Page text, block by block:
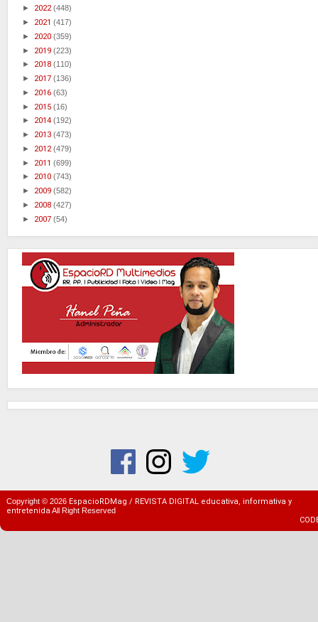
► 2022(448)
► 2021 (417)
► 2020 (359)
► 2019 (223)
► 2018 (110)
► 2017 (136)
► 2016 (63)
► 2015 (16)
► 2014 (192)
► 2013 (473)
► 2012(479)
► 2011 (699)
► 2010 (743)
► 2009 (582)
► 2008 (427)
► 2007 (54)
Copyright © 2026 EspacioRDMag / REVISTA DIGITAL educativa, informativa y
entretenidaAll Right Reserved